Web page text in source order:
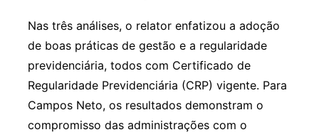
Nas três análises, o relator enfatizou a adoção
de boas práticas de gestão e a regularidade
previdenciária, todos com Certificado de
Regularidade Previdenciária (CRP) vigente. Para
Campos Neto, os resultados demonstram o
compromisso das administrações com o